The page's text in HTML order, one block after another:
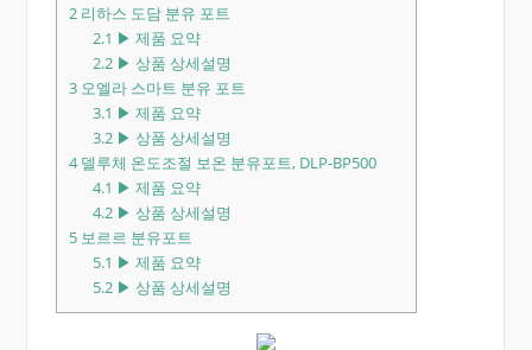
2리하스 도담 분유 포트
2.1 ▶ 제품 요약
2.2▶ 상품 상세설명
3오엘라 스마트 분유 포트
3.1 ▶ 제품 요약
3.2▶ 상품 상세설명
4델루체 온도조절 보온 분유포트, DLP-BP500
4.1 ▶ 제품 요약
4.2▶ 상품 상세설명
5보르르 분유포트
5.1 ▶ 제품 요약
5.2▶ 상품 상세설명